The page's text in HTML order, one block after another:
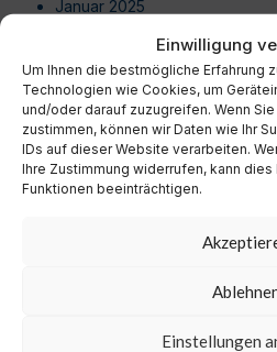
Einwilligung
Um Ihnen die bestmögliche Erfahrung
Technologien wie Cookies, um
und/oder darauf zuzugreifen. Wenn
zustimmen, können wir Daten wie Ihr
IDs auf dieser Website verarbeiten.
Ihre Zustimmung widerrufen, kann
Funktionen beeinträchtigen.
Einstellungen
Januar 2025
November 2024
Oktober 2024
September 2024
August 2024
Juli 2024
Juni 2024
Dezember 2023